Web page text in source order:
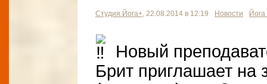
Студия Йога+, 22.08.2014 в 12:19 Новости
Новый
Брит приглашает на